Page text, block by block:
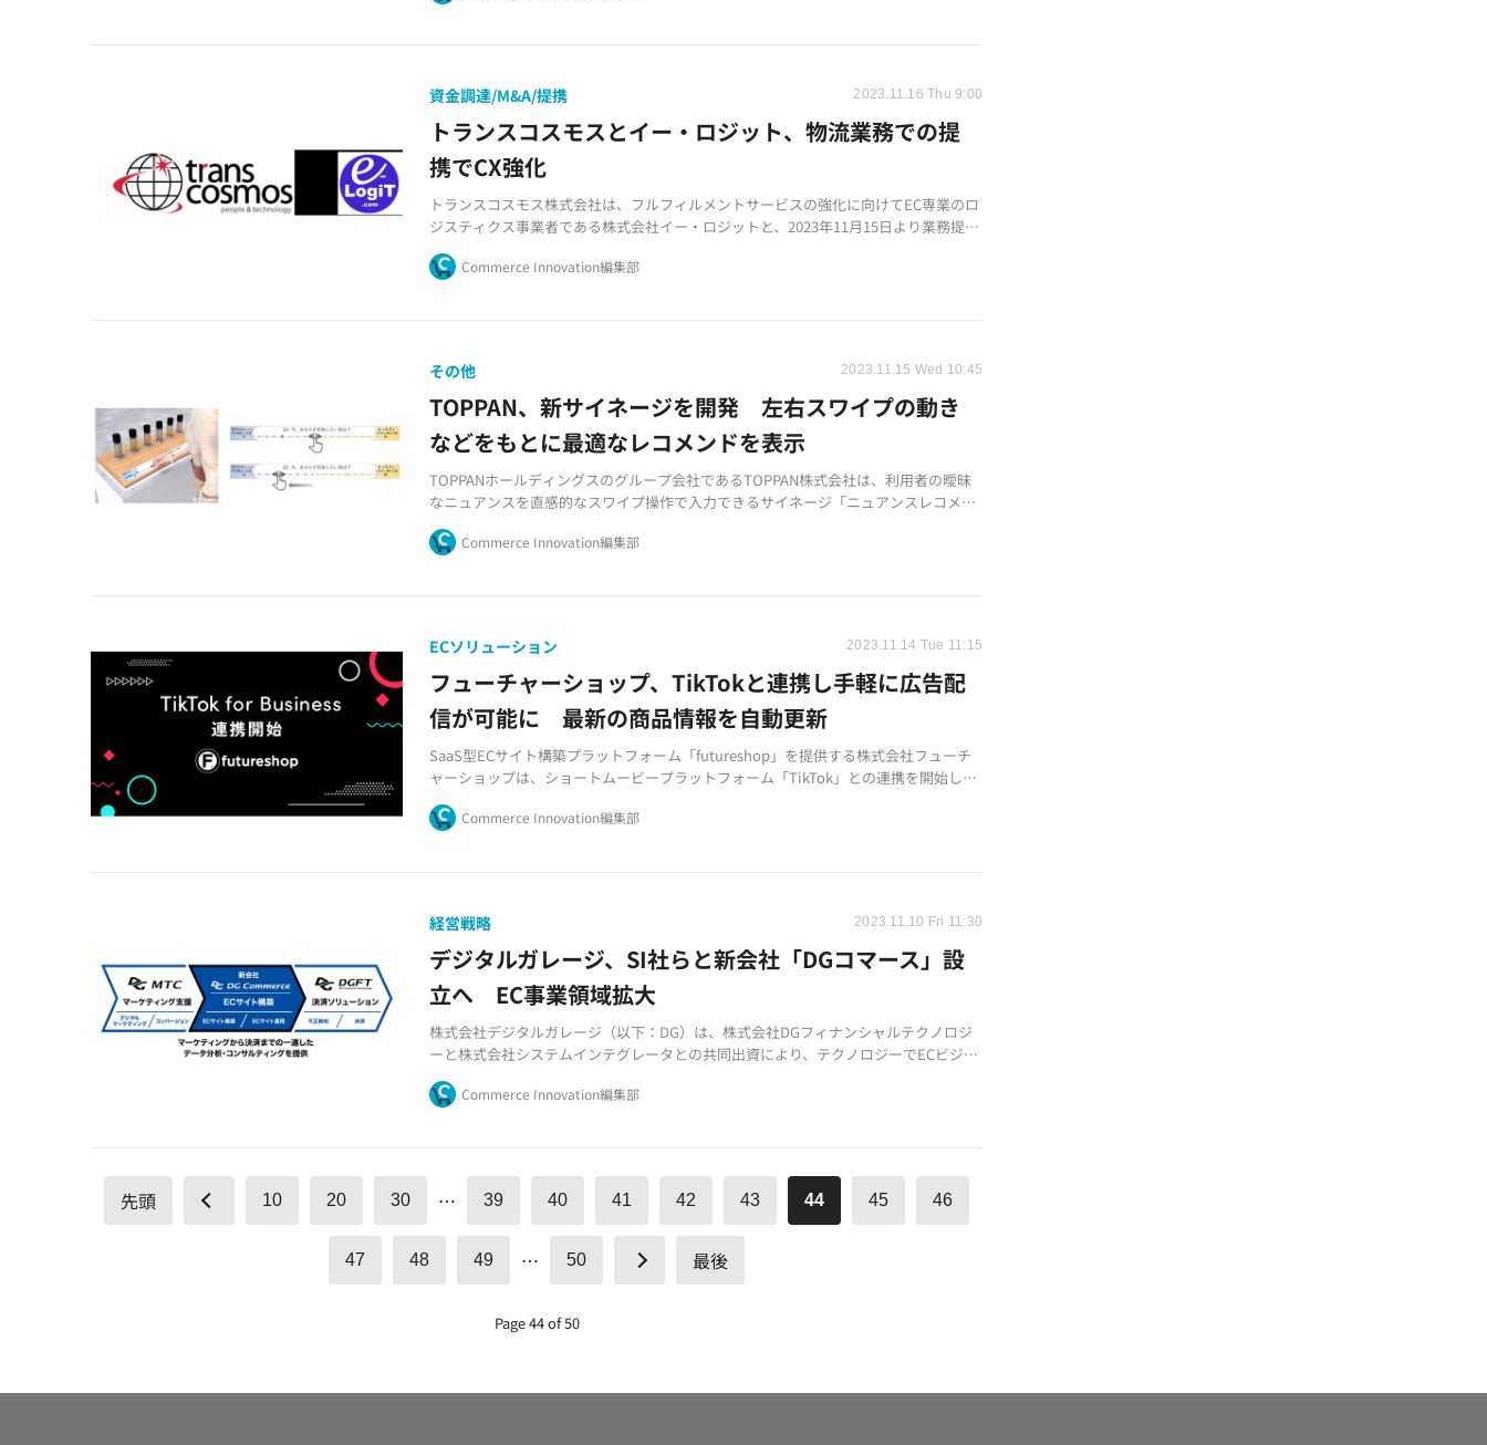
資金調達/M&A/提携 2023.11.16 Thu 9:00
トランスコスモスとイー・ロジット、物流業務での提
携でCX強化
トランスコスモス株式会社は、フルフィルメントサービスの強化に向けてEC専業のロ
ジスティクス事業者である株式会社イー・ロジットと、2023年11月15日より業務提携
を開始したことを発表しました。
Commerce Innovation編集部
その他 2023.11.15 Wed 10:45
TOPPAN、新サイネージを開発 左右スワイプの動き
などをもとに最適なレコメンドを表示
TOPPANホールディングスのグループ会社であるTOPPAN株式会社は、利用者の曖昧
なニュアンスを直感的なスワイプ操作で入力できるサイネージ「ニュアンスレコメン
ダー™」を開発し、2023年11月14日より提供を開始しました。
Commerce Innovation編集部
ECソリューション 2023.11.14 Tue 11:15
フューチャーショップ、TikTokと連携し手軽に広告配
信が可能に 最新の商品情報を自動更新
SaaS型ECサイト構築プラットフォーム「futureshop」を提供する株式会社フューチ
ャーショップは、ショートムービープラットフォーム「TikTok」との連携を開始しま
した。
Commerce Innovation編集部
経営戦略 2023.11.10 Fri 11:30
デジタルガレージ、SI社らと新会社「DGコマース」設
立へ EC事業領域拡大
株式会社デジタルガレージ（以下：DG）は、株式会社DGフィナンシャルテクノロジ
ーと株式会社システムインテグレータとの共同出資により、テクノロジーでECビジネ
Commerce Innovation編集部
先頭 10 20 30 … 39 40 41 42 43 44 45 46
47 48 49 … 50 最後
Page 44 of 50